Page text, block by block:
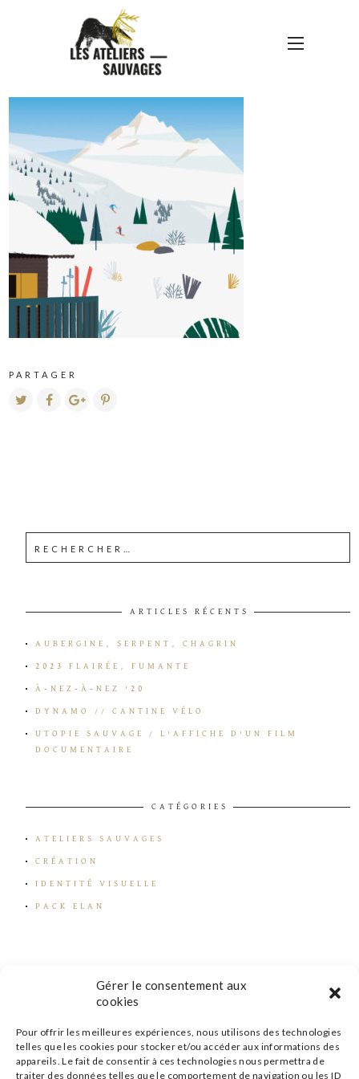
Gérer le consentement aux
cookies
Pour offrir les meilleures expériences, nous utilisons des technologies
telles que les cookies pour stocker et/ou accéder aux informations des
appareils. Le fait de consentir à ces technologies nous permettra de
traiter des données telles que le comportement de navigation ou les ID
ILLUSTRATIONS
PACKAGING-3
PARTAGER
ARTICLES RÉCENTS
AUBERGINE, SERPENT, CHAGRIN
2023 FLAIRÉE, FUMANTE
À-NEZ-À-NEZ ’20
DYNAMO // CANTINE VÉLO
UTOPIE SAUVAGE / L’AFFICHE D’UN FILM
DOCUMENTAIRE
CATÉGORIES
ATELIERS SAUVAGES
CRÉATION
IDENTITÉ VISUELLE
PACK ELAN